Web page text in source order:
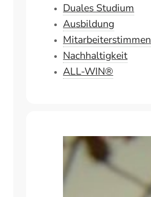
Duales Studium
Ausbildung
Mitarbeiterstimmen
Nachhaltigkeit
ALL-WIN®